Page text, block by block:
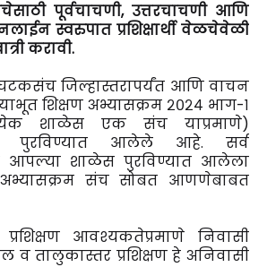
पूर्वचाचणी, उत्तरचाचणी आणि
स्वरुपात प्रशिक्षार्थी वेळचेवेळी
करावी.
घटकसंच जिल्हास्तरापर्यंत आणि वाचन
शिक्षण अभ्यासक्रम २०२४ भाग-१
शाळेस एक संच याप्रमाणे)
पुरविण्यात आलेले आहे. सर्व
आपल्या शाळेस पुरविण्यात आलेला
अभ्यासक्रम संच सोबत आणणेबाबत
प्रशिक्षण आवश्यकतेप्रमाणे निवासी
तालुकास्तर प्रशिक्षण हे अनिवासी